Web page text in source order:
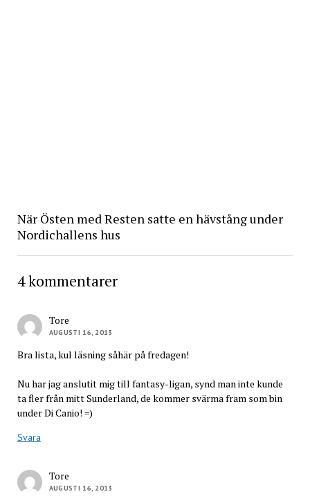
När Östen med Resten satte en hävstång under
Nordichallens hus
4 kommentarer
Tore
AUGUSTI 16, 2013
Bra lista, kul läsning såhär på fredagen!
Nu har jag anslutit mig till fantasy-ligan, synd man inte kunde
ta fler från mitt Sunderland, de kommer svärma fram som bin
under Di Canio! =)
Svara
Tore
AUGUSTI 16, 2013